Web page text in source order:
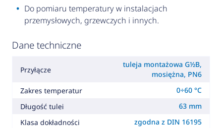
Do pomiaru temperatury w instalacjach
przemysłowych, grzewczych i innych.
Dane techniczne
Przyłącze
tuleja montażowa G½B,
mosiężna, PN6
Zakres temperatur
0÷60 °C
Długość tulei
63 mm
Klasa dokładności
zgodna z DIN 16195